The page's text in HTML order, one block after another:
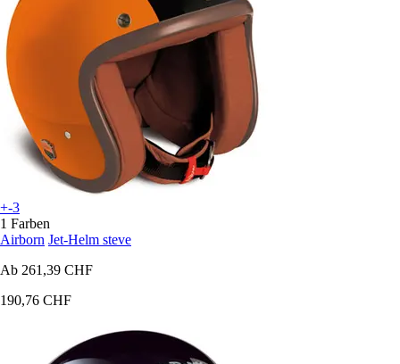
+-3
1 Farben
Airborn Jet-Helm steve
Ab 261,39 CHF
190,76 CHF